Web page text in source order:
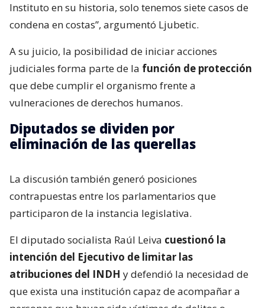
Instituto en su historia, solo tenemos siete casos de
condena en costas”, argumentó Ljubetic.
A su juicio, la posibilidad de iniciar acciones
judiciales forma parte de la función de protección
que debe cumplir el organismo frente a
vulneraciones de derechos humanos.
Diputados se dividen por
eliminación de las querellas
La discusión también generó posiciones
contrapuestas entre los parlamentarios que
participaron de la instancia legislativa.
El diputado socialista Raúl Leiva cuestionó la
intención del Ejecutivo de limitar las
atribuciones del INDH y defendió la necesidad de
que exista una institución capaz de acompañar a